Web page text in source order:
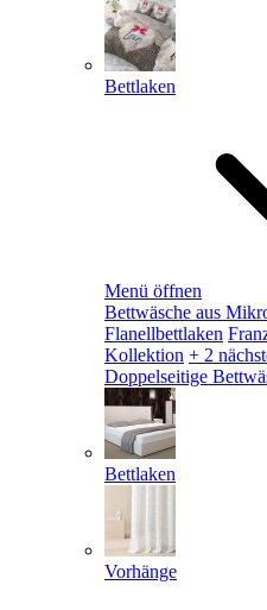
Bettlaken
Menü öffnen
Bettwäsche aus
Flanellbettlaken
Kollektion + 2
Doppelseitige
Bettlaken
Vorhänge